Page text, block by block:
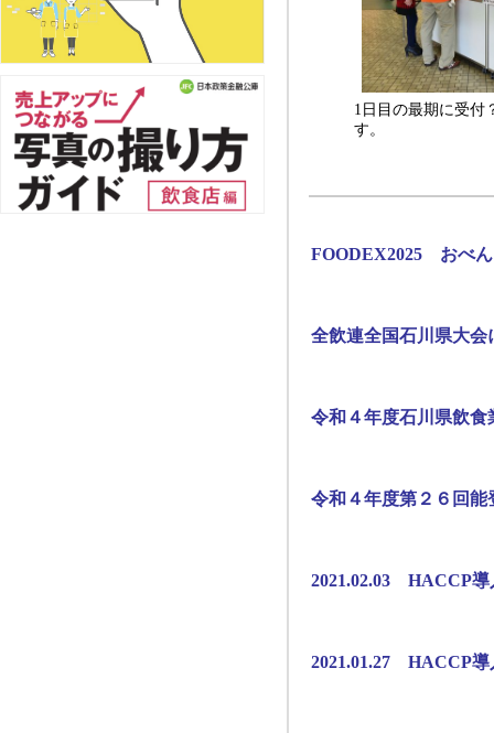
1日目の最期に受付
す。
FOODEX2025 おべ
全飲連全国石川県大会
令和４年度石川県飲
令和４年度第２６回
2021.02.03 HACCP
2021.01.27 HACCP